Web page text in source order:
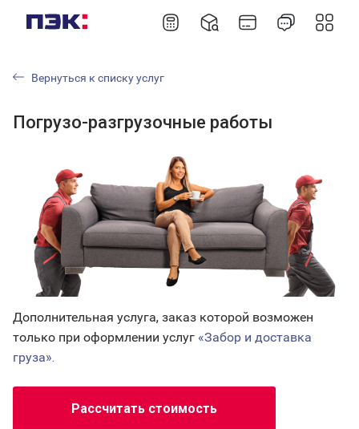
Вернуться к списку услуг
Погрузо-разгрузочные работы
Дополнительная услуга, заказ которой возможен
только при оформлении услуг «Забор и доставка
груза».
Рассчитать стоимость